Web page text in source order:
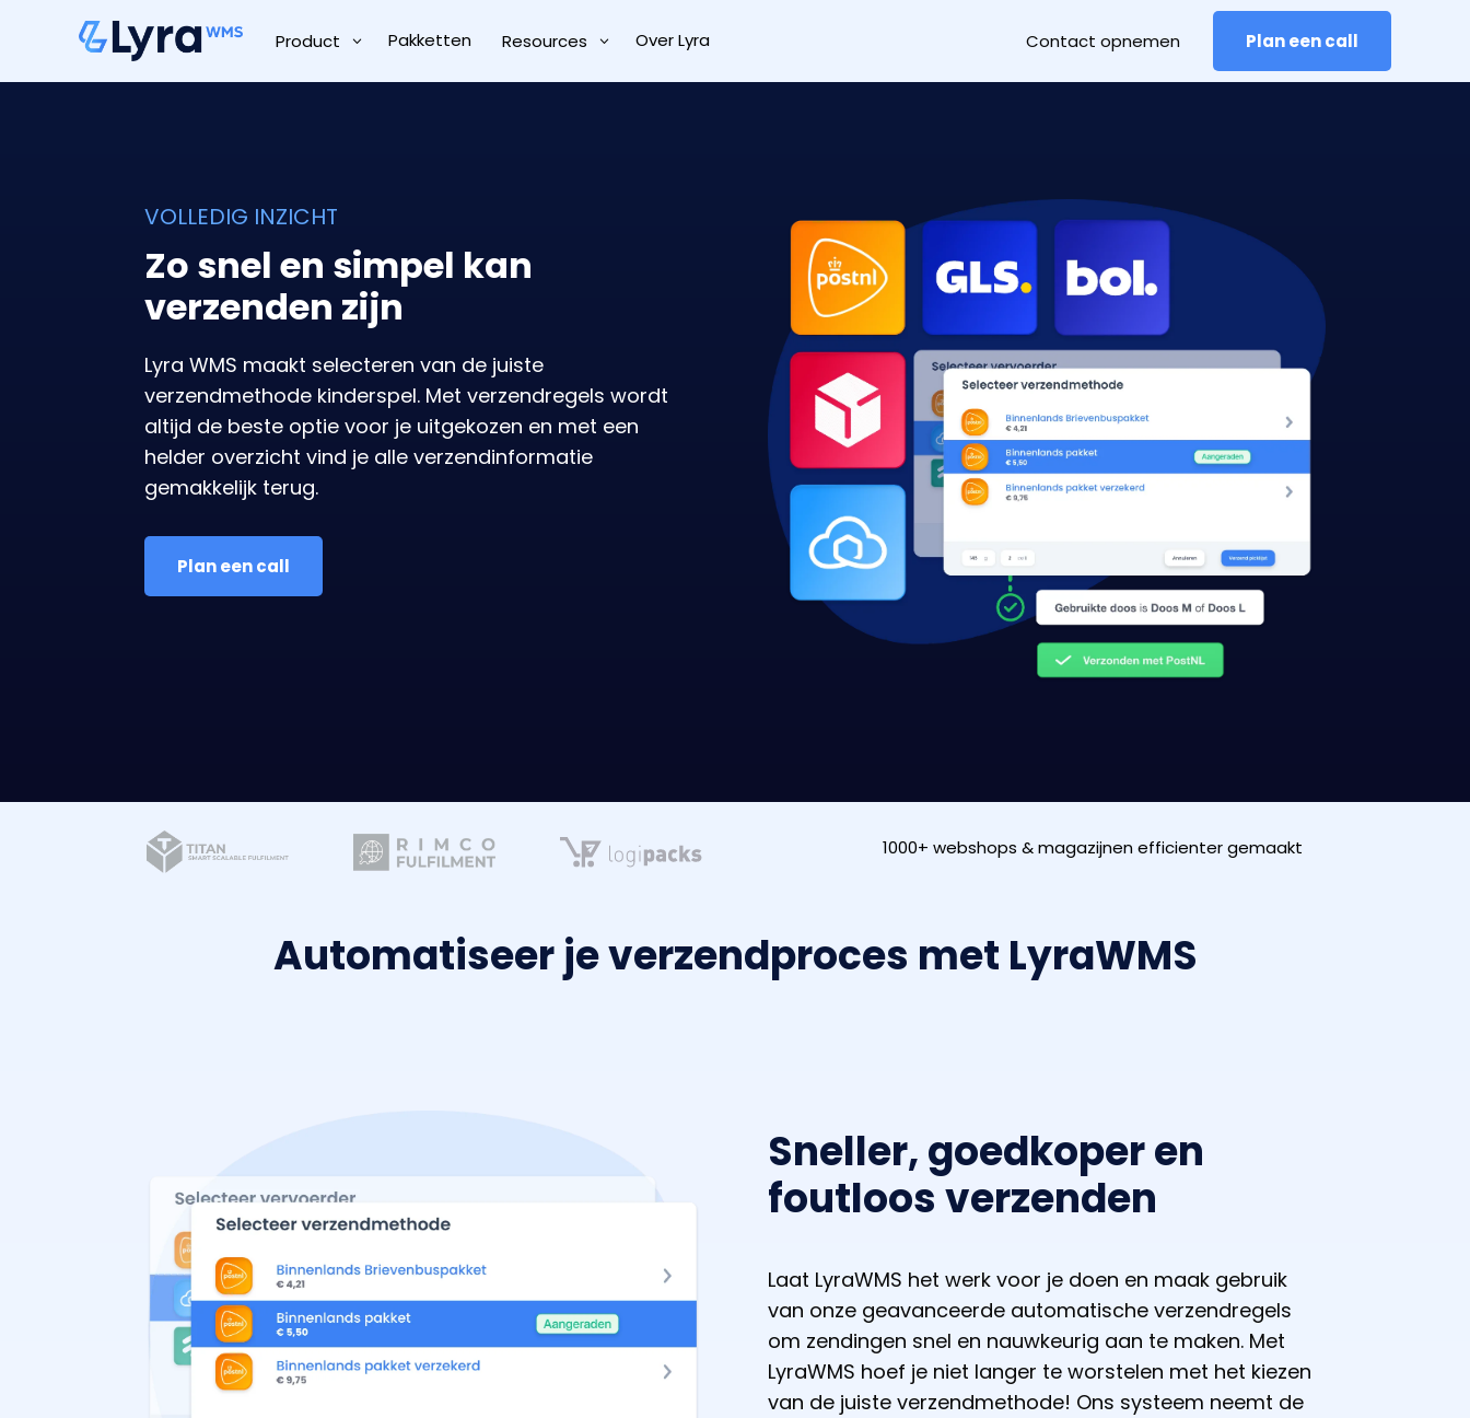
Product Pakketten Resources Over Lyra Contact opnemen Plan een call
VOLLEDIG INZICHT
Zo snel en simpel kan
verzenden zijn
Lyra WMS maakt selecteren van de juiste
verzendmethode kinderspel. Met verzendregels wordt
altijd de beste optie voor je uitgekozen en met een
helder overzicht vind je alle verzendinformatie
gemakkelijk terug.
Plan een call
1000+ webshops & magazijnen efficienter gemaakt
Automatiseer je verzendproces met LyraWMS
Sneller, goedkoper en
foutloos verzenden
Laat LyraWMS het werk voor je doen en maak gebruik
van onze geavanceerde automatische verzendregels
om zendingen snel en nauwkeurig aan te maken. Met
LyraWMS hoef je niet langer te worstelen met het kiezen
van de juiste verzendmethode! Ons systeem neemt de